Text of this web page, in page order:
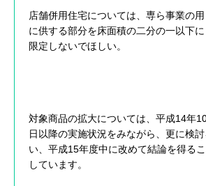
店舗併用住宅については、専ら事業の用
に供する部分を床面積の二分の一以下に
限定しないでほしい。
対象商品の拡大については、平成14年10
日以降の実施状況をみながら、更に検
い、平成15年度中に改めて結論を得る
しています。